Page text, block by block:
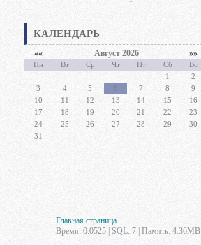
КАЛЕНДАРЬ
«« Август 2026 »»
Пн Вт Ср Чт Пт Сб
Вс
1
2
3
4 5 6 7 8
9
10
11 12 13 14 15
16
17
18 19 20 21 22
23
24
25 26 27 28 29
30
31
Главная страница
Время: 0.0525 | SQL: 7 | Память: 4.36MB